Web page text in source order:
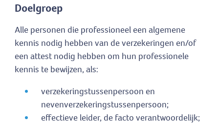
Doelgroep
Alle personen die professioneel een algemene
kennis nodig hebben van de verzekeringen en/of
een attest nodig hebben om hun professionele
kennis te bewijzen, als:
verzekeringstussenpersoon en
nevenverzekeringstussenpersoon;
effectieve leider, de facto verantwoordelijk;